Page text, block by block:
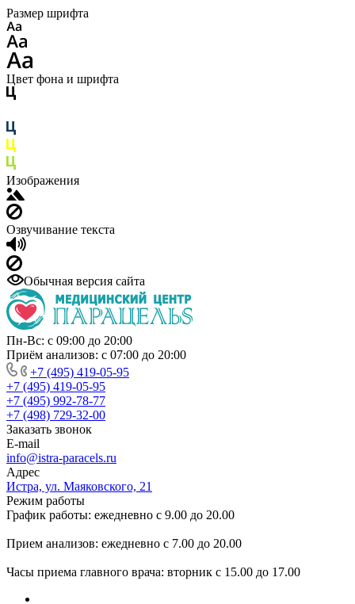
Размер шрифта
Цвет фона и шрифта
Изображения
Озвучивание текста
Обычная версия сайта
Пн-Вс: с 09:00 до 20:00
Приём анализов: с 07:00 до 20:00
+7 (495) 419-05-95
+7 (495) 419-05-95
+7 (495) 992-78-77
+7 (498) 729-32-00
Заказать звонок
E-mail
info@istra-paracels.ru
Адрес
Истра, ул. Маяковского, 21
Режим работы
График работы: ежедневно с 9.00 до 20.00
Прием анализов: ежедневно с 7.00 до 20.00
Часы приема главного врача: вторник с 15.00 до 17.00